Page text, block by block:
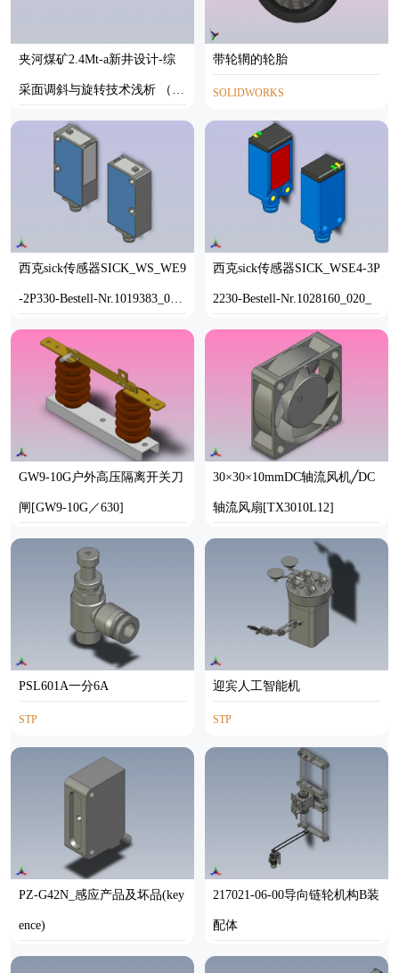
夹河煤矿2.4Mt-a新井设计-综
采面调斜与旋转技术浅析 （含
图纸）
AUTOCAD
带轮辋的轮胎
SOLIDWORKS
西克sick传感器SICK_WS_WE9
-2P330-Bestell-Nr.1019383_020
_
STP
西克sick传感器SICK_WSE4-3P
2230-Bestell-Nr.1028160_020_
STP
GW9-10G户外高压隔离开关刀
闸[GW9-10G／630]
SOLIDWORKS
30×30×10mmDC轴流风机╱DC
轴流风扇[TX3010L12]
STEP
PSL601A一分6A
STP
迎宾人工智能机
STP
PZ-G42N_感应产品及坏品(key
ence)
STP
217021-06-00导向链轮机构B装
配体
STP